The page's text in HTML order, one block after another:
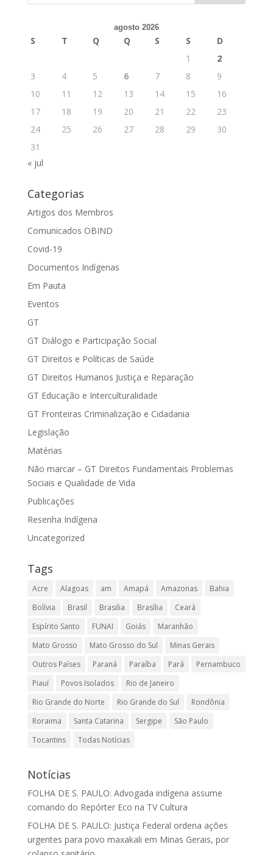
agosto 2026
S T Q Q S S
D
1
2
3
4 5 6 7 8
9
10
11 12 13 14 15
16
17
18 19 20 21 22
23
24
25 26 27 28 29
30
31
« jul
Categorias
Artigos dos Membros
Comunicados OBIND
Covid-19
Documentos Indígenas
Em Pauta
Eventos
GT
GT Diálogo e Participação Social
GT Direitos e Políticas de Saúde
GT Direitos Humanos Justiça e Reparação
GT Educação e Interculturalidade
GT Fronteiras Criminalização e Cidadania
Legislação
Matérias
Não marcar – GT Direitos Fundamentais Problemas
Sociais e Qualidade de Vida
Publicações
Resenha Indígena
Uncategorized
Tags
Acre Alagoas am Amapá Amazonas
Bahia
Bolívia
Brasil Brasilia Brasília
Ceará
Espírito Santo
FUNAI Goiás
Maranhão
Mato Grosso
Mato Grosso do Sul
Minas Gerais
Outros Países
Paraná Paraíba Pará
Pernambuco
Piauí
Povos Isolados
Rio de Janeiro
Rio Grande do Norte
Rio Grande do Sul
Rondônia
Roraima
Santa Catarina Sergipe
São Paulo
Tocantins
Todas Notícias
Notícias
FOLHA DE S. PAULO: Advogada indígena assume
comando do Repórter Eco na TV Cultura
FOLHA DE S. PAULO: Justiça Federal ordena ações
urgentes para povo maxakali em Minas Gerais, por